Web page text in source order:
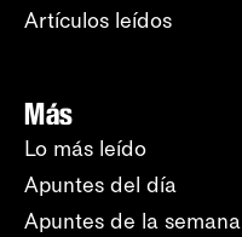
Artículos leídos
Más
Lo más leído
Apuntes del día
Apuntes de la semana